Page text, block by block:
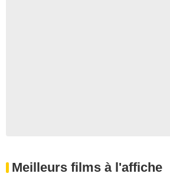
Meilleurs films à l'affiche